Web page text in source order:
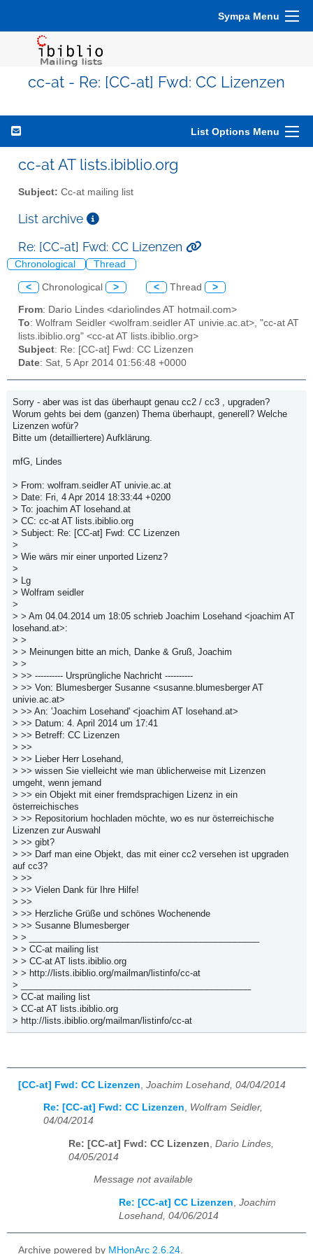
Sympa Menu
cc-at - Re: [CC-at] Fwd: CC Lizenzen
List Options Menu
cc-at AT lists.ibiblio.org
Subject: Cc-at mailing list
List archive
Re: [CC-at] Fwd: CC Lizenzen
Chronological Thread
< Chronological > < Thread >
From: Dario Lindes <dariolindes AT hotmail.com>
To: Wolfram Seidler <wolfram.seidler AT univie.ac.at>, "cc-at AT
lists.ibiblio.org" <cc-at AT lists.ibiblio.org>
Subject: Re: [CC-at] Fwd: CC Lizenzen
Date: Sat, 5 Apr 2014 01:56:48 +0000
Sorry - aber was ist das überhaupt genau cc2 / cc3 , upgraden?
Worum gehts bei dem (ganzen) Thema überhaupt, generell? Welche
Lizenzen wofür?
Bitte um (detailliertere) Aufklärung.
mfG, Lindes
> From: wolfram.seidler AT univie.ac.at
> Date: Fri, 4 Apr 2014 18:33:44 +0200
> To: joachim AT losehand.at
> CC: cc-at AT lists.ibiblio.org
> Subject: Re: [CC-at] Fwd: CC Lizenzen
>
> Wie wärs mir einer unported Lizenz?
>
> Lg
> Wolfram seidler
>
> > Am 04.04.2014 um 18:05 schrieb Joachim Losehand <joachim AT
losehand.at>:
> >
> > Meinungen bitte an mich, Danke & Gruß, Joachim
> >
> >> ---------- Ursprüngliche Nachricht ----------
> >> Von: Blumesberger Susanne <susanne.blumesberger AT
univie.ac.at>
> >> An: 'Joachim Losehand' <joachim AT losehand.at>
> >> Datum: 4. April 2014 um 17:41
> >> Betreff: CC Lizenzen
> >>
> >> Lieber Herr Losehand,
> >> wissen Sie vielleicht wie man üblicherweise mit Lizenzen
umgeht, wenn jemand
> >> ein Objekt mit einer fremdsprachigen Lizenz in ein
österreichisches
> >> Repositorium hochladen möchte, wo es nur österreichische
Lizenzen zur Auswahl
> >> gibt?
> >> Darf man eine Objekt, das mit einer cc2 versehen ist upgraden
auf cc3?
> >>
> >> Vielen Dank für Ihre Hilfe!
> >>
> >> Herzliche Grüße und schönes Wochenende
> >> Susanne Blumesberger
> > _______________________________________________
> > CC-at mailing list
> > CC-at AT lists.ibiblio.org
> > http://lists.ibiblio.org/mailman/listinfo/cc-at
> _______________________________________________
> CC-at mailing list
> CC-at AT lists.ibiblio.org
> http://lists.ibiblio.org/mailman/listinfo/cc-at
[CC-at] Fwd: CC Lizenzen Joachim Losehand, 04/04/2014
Re: [CC-at] Fwd: CC Lizenzen, Wolfram Seidler,
04/04/2014
Re: [CC-at] Fwd: CC Lizenzen Dario Lindes,
04/05/2014
Message not available
Re: [CC-at] CC Lizenzen, Joachim
Losehand, 04/06/2014
Archive powered by MHonArc 2.6.24.